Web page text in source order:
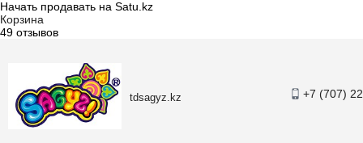
Начать продавать на Satu.kz
Корзина
49 отзывов
tdsagyz.kz +7 (707)